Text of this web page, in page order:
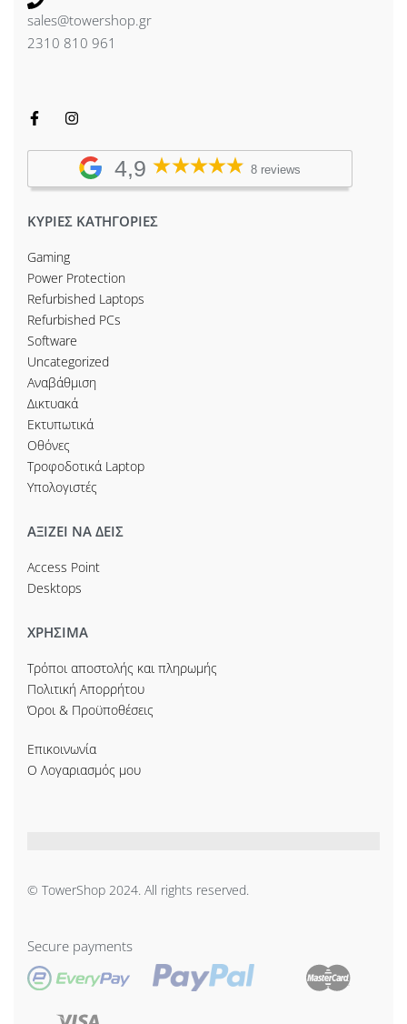
sales@towershop.gr
2310 810 961
4,9 8 reviews
ΚΥΡΙΕΣ ΚΑΤΗΓΟΡΙΕΣ
Gaming
Power Protection
Refurbished Laptops
Refurbished PCs
Software
Uncategorized
Αναβάθμιση
Δικτυακά
Εκτυπωτικά
Οθόνες
Τροφοδοτικά Laptop
Υπολογιστές
ΑΞΙΖΕΙ ΝΑ ΔΕΙΣ
Access Point
Desktops
ΧΡΗΣΙΜΑ
Τρόποι αποστολής και πληρωμής
Πολιτική Απορρήτου
Όροι & Προϋποθέσεις
Επικοινωνία
Ο Λογαριασμός μου
© TowerShop 2024. All rights reserved.
Secure payments